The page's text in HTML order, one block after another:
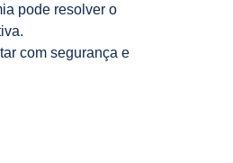
pode resolver o
com segurança e